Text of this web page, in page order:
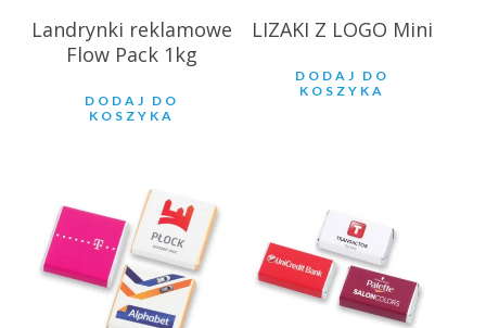
Landrynki reklamowe
Flow Pack 1kg
DODAJ DO
KOSZYKA
LIZAKI Z LOGO Mini
DODAJ DO
KOSZYKA
1.86 zł 1.96zł